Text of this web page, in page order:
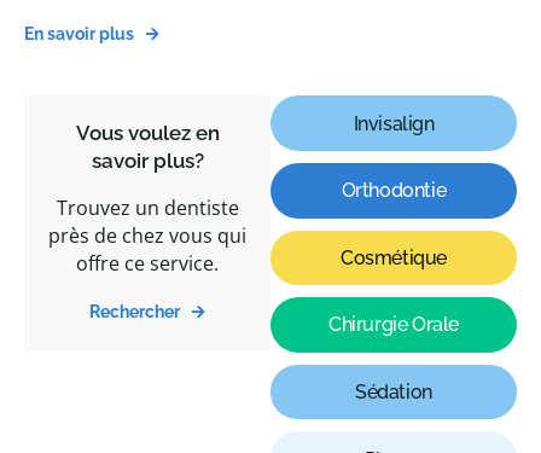
Vous voulez en
savoir plus?
Trouvez un dentiste
près de chez vous qui
offre ce service.
Rechercher
Invisalign
Orthodontie
Cosmétique
Chirurgie Orale
Sédation
En savoir plus